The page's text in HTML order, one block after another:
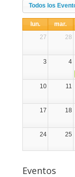
lun. mar.
27
28
3
4
10
11
17 18
24 25
Eventos